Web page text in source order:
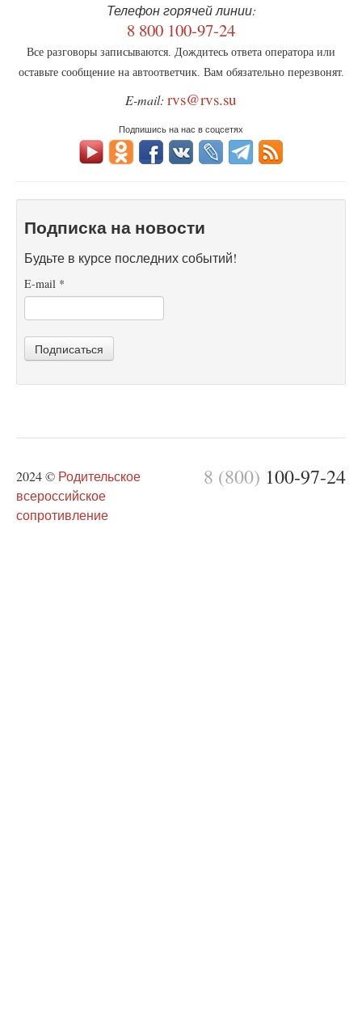
Телефон горячей линии:
8 800 100-97-24
Все разговоры записываются. Дождитесь ответа оператора или
оставьте сообщение на автоответчик. Вам обязательно перезвонят.
E-mail: rvs@rvs.su
Подпишись на нас в соцсетях
Подписка на новости
Будьте в курсе последних событий!
E-mail *
Подписаться
8 (800) 100-97-24
2024 © Родительское
всероссийское
сопротивление